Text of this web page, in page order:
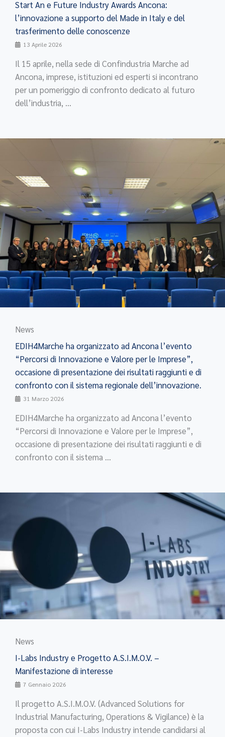
Start An e Future Industry Awards Ancona:
l’innovazione a supporto del Made in Italy e del
trasferimento delle conoscenze
13 Aprile 2026
Il 15 aprile, nella sede di Confindustria Marche ad
Ancona, imprese, istituzioni ed esperti si incontrano
per un pomeriggio di confronto dedicato al futuro
dell’industria, ...
News
EDIH4Marche ha organizzato ad Ancona l’evento
“Percorsi di Innovazione e Valore per le Imprese”,
occasione di presentazione dei risultati raggiunti e di
confronto con il sistema regionale dell’innovazione.
31 Marzo 2026
EDIH4Marche ha organizzato ad Ancona l’evento
“Percorsi di Innovazione e Valore per le Imprese”,
occasione di presentazione dei risultati raggiunti e di
confronto con il sistema ...
News
I-Labs Industry e Progetto A.S.I.M.O.V. –
Manifestazione di interesse
7 Gennaio 2026
Il progetto A.S.I.M.O.V. (Advanced Solutions for
Industrial Manufacturing, Operations & Vigilance) è la
proposta con cui I-Labs Industry intende candidarsi al